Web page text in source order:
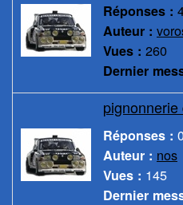
Réponses :
Auteur :
Vues : 260
Dernier
Réponses :
Auteur : nos
Vues : 145
Dernier